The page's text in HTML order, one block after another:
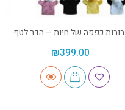
בובות כפפה של חיות – הדר לטף
₪399.00